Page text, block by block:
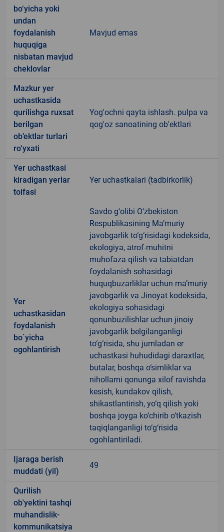
bo‘yicha yoki
undan
foydalanish
huquqiga
nisbatan mavjud
cheklovlar
Mavjud emas
Mazkur yer
uchastkasida
qurilishga ruxsat
berilgan
ob’ektlar turlari
ro‘yxati
Yog'ochni qayta ishlash. pulpa va
qog'oz sanoatining ob'ektlari
Yer uchastkasi
kiradigan yerlar
toifasi
Yer uchastkalari (tadbirkorlik)
Yer
uchastkasidan
foydalanish
bo`yicha
ogohlantirish
Savdo g‘olibi O‘zbekiston
Respublikasining Ma’muriy
javobgarlik to‘g‘risidagi kodeksida,
ekologiya, atrof-muhitni
muhofaza qilish va tabiatdan
foydalanish sohasidagi
huquqbuzarliklar uchun ma’muriy
javobgarlik va Jinoyat kodeksida,
ekologiya sohasidagi
qonunbuzilishlar uchun jinoiy
javobgarlik belgilanganligi
to‘g‘risida, shu jumladan er
uchastkasi huhudidagi daraxtlar,
butalar, boshqa o‘simliklar va
nihollarni qonunga xilof ravishda
kesish, kundakov qilish,
shikastlantirish, yo‘q qilish yoki
boshqa joyga ko‘chirib o‘tkazish
taqiqlanganligi to‘g‘risida
ogohlantiriladi.
Ijaraga berish
muddati (yil)
49
Qurilish
ob'yektini tashqi
muhandislik-
kommunikatsiya